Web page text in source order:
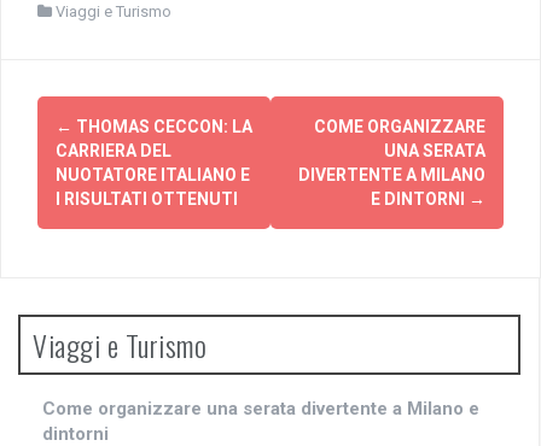
Viaggi e Turismo
Navigazione
articolo
← THOMAS CECCON: LA
CARRIERA DEL
NUOTATORE ITALIANO E
I RISULTATI OTTENUTI
COME ORGANIZZARE
UNA SERATA
DIVERTENTE A MILANO
E DINTORNI
→
Viaggi e Turismo
Come organizzare una serata divertente a Milano e
dintorni